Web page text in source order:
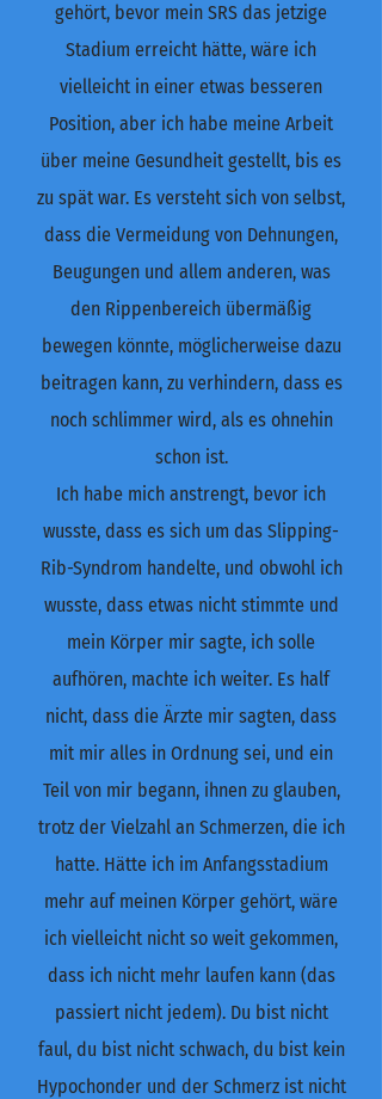
gehört, bevor mein SRS das jetzige
Stadium erreicht hätte, wäre ich
vielleicht in einer etwas besseren
Position, aber ich habe meine Arbeit
über meine Gesundheit gestellt, bis es
zu spät war. Es versteht sich von selbst,
dass die Vermeidung von Dehnungen,
Beugungen und allem anderen, was
den Rippenbereich übermäßig
bewegen könnte, möglicherweise dazu
beitragen kann, zu verhindern, dass es
noch schlimmer wird, als es ohnehin
schon ist.
Ich habe mich anstrengt, bevor ich
wusste, dass es sich um das Slipping-
Rib-Syndrom handelte, und obwohl ich
wusste, dass etwas nicht stimmte und
mein Körper mir sagte, ich solle
aufhören, machte ich weiter. Es half
nicht, dass die Ärzte mir sagten, dass
mit mir alles in Ordnung sei, und ein
Teil von mir begann, ihnen zu glauben,
trotz der Vielzahl an Schmerzen, die ich
hatte. Hätte ich im Anfangsstadium
mehr auf meinen Körper gehört, wäre
ich vielleicht nicht so weit gekommen,
dass ich nicht mehr laufen kann (das
passiert nicht jedem). Du bist nicht
faul, du bist nicht schwach, du bist kein
Hypochonder und der Schmerz ist nicht